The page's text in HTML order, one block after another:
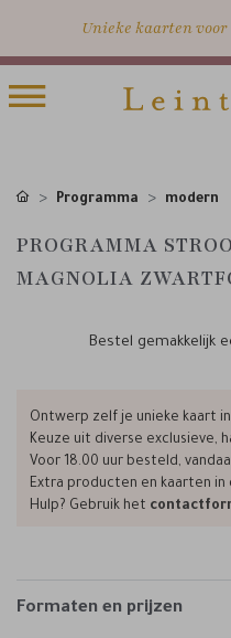
Unieke kaarten
Programma modern
PROGRAMMA
MAGNOLIA
Bestel gemakkelijk
Ontwerp zelf je unieke kaart
Keuze uit diverse exclusieve,
Voor 18.00 uur besteld,
Extra producten en kaarten in
Hulp? Gebruik het
Formaten en prijzen